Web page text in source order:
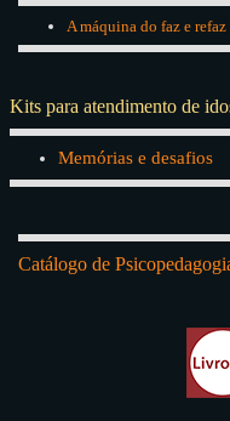
A máquina do faz e refaz
Kits para atendimento de
Memórias e desafios
Catálogo de